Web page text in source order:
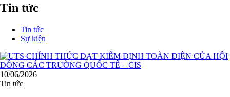
Tin tức
Tin tức
Sự kiện
10/06/2026
Tin tức